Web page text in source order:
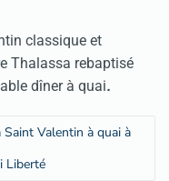
classique et
Thalassa rebaptisé
dîner à quai.
Valentin à quai à
Liberté